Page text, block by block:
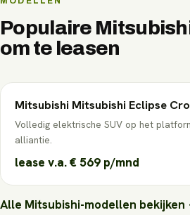
Populaire
om te leasen
Mitsubishi Mitsubishi Eclipse
Volledig elektrische SUV op het
alliantie.
lease v.a.€ 569 p/mnd
Alle Mitsubishi-modellen